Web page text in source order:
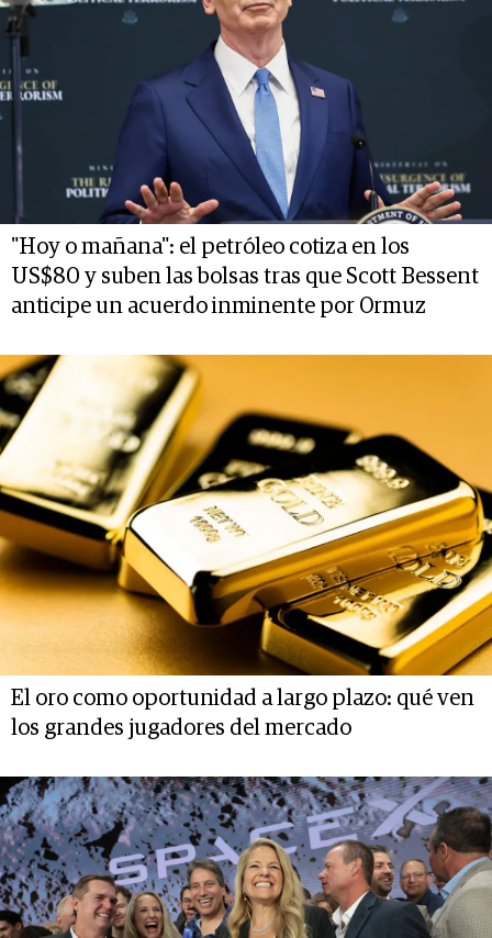
"Hoy o mañana": el petróleo cotiza en los
US$80 y suben las bolsas tras que Scott Bessent
anticipe un acuerdo inminente por Ormuz
El oro como oportunidad a largo plazo: qué ven
los grandes jugadores del mercado